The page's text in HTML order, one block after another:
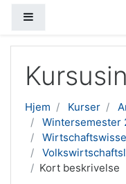
Hjem Kurser
Wintersemester
Kort beskrivelse